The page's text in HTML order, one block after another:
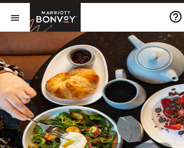
Skip to Content
メニューを開く
Marriott